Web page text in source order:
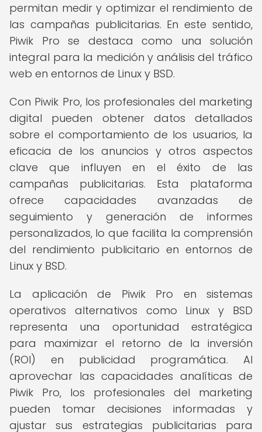
permitan medir y optimizar el rendimiento de
las campañas publicitarias. En este sentido,
Piwik Pro se destaca como una solución
integral para la medición y análisis del tráfico
web en entornos de Linux y BSD.
Con Piwik Pro, los profesionales del marketing
digital pueden obtener datos detallados
sobre el comportamiento de los usuarios, la
eficacia de los anuncios y otros aspectos
clave que influyen en el éxito de las
campañas publicitarias. Esta plataforma
ofrece capacidades avanzadas de
seguimiento y generación de informes
personalizados, lo que facilita la comprensión
del rendimiento publicitario en entornos de
Linux y BSD.
La aplicación de Piwik Pro en sistemas
operativos alternativos como Linux y BSD
representa una oportunidad estratégica
para maximizar el retorno de la inversión
(ROI) en publicidad programática. Al
aprovechar las capacidades analíticas de
Piwik Pro, los profesionales del marketing
pueden tomar decisiones informadas y
ajustar sus estrategias publicitarias para